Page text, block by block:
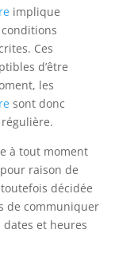
implique
Ces
d’être
les
sont donc
à tout moment
raison de
décidée
de communiquer
et heures